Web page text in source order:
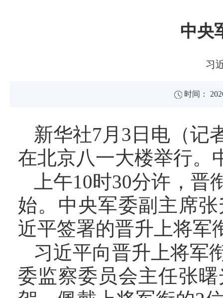
中央
习
时间：
新华社7月3日电（记
在北京八一大楼举行。
上午10时30分许，
始。中央军委副主席
近平签署的晋升上将军
习近平向晋升上将军
委监察委员会主任张